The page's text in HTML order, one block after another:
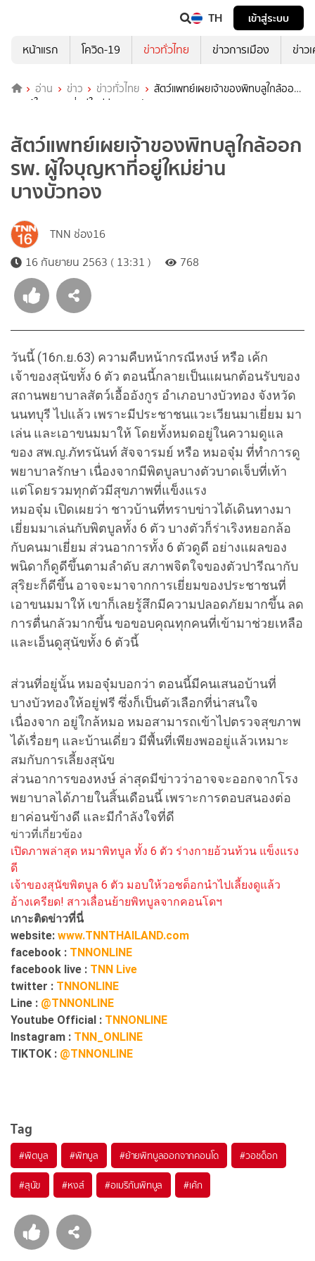
TH
เข้าสู่ระบบ
หน้าแรก
โควิด-19 ข่าวทั่วไทย ข่าวการเมือง ข่าว
อ่าน ข่าว ข่าวทั่วไทย
สัตว์แพทย์เผยเจ้าของพิทบลูใกล้ออก
รพ. ผู้ใจบุญหาที่อยู่ใหม่ย่านบางบัวทอง
สัตว์แพทย์เผยเจ้าของพิทบลูใกล้ออก
รพ. ผู้ใจบุญหาที่อยู่ใหม่ย่าน
บางบัวทอง
TNN ช่อง16
16 กันยายน 2563 ( 13:31 )
768
วันนี้ (16ก.ย.63) ความคืบหน้ากรณีหงษ์ หรือ เค้ก
เจ้าของสุนัขทั้ง 6 ตัว ตอนนี้กลายเป็นแผนกต้อนรับของ
สถานพยาบาลสัตว์เอื้ออังกูร อำเภอบางบัวทอง จังหวัด
นนทบุรี ไปแล้ว เพราะมีประชาชนแวะเวียนมาเยี่ยม มา
เล่น และเอาขนมมาให้ โดยทั้งหมดอยู่ในความดูแล
ของ สพ.ญ.ภัทรนันท์ สัจจารมย์ หรือ หมอจุ๋ม ที่ทำการดู
พยาบาลรักษา เนื่องจากมีพิตบูลบางตัวบาดเจ็บที่เท้า
แต่โดยรวมทุกตัวมีสุขภาพที่แข็งแรง
หมอจุ๋ม เปิดเผยว่า ชาวบ้านที่ทราบข่าวได้เดินทางมา
เยี่ยมมาเล่นกับพิตบูลทั้ง 6 ตัว บางตัวก็ร่าเริงหยอกล้อ
กับคนมาเยี่ยม ส่วนอาการทั้ง 6 ตัวดูดี อย่างแผลของ
พนิดาก็ดูดีขึ้นตามลำดับ สภาพจิตใจของตัวปารีณากับ
สุริยะก็ดีขึ้น อาจจะมาจากการเยี่ยมของประชาชนที่
เอาขนมมาให้ เขาก็เลยรู้สึกมีความปลอดภัยมากขึ้น ลด
การตื่นกลัวมากขึ้น ขอขอบคุณทุกคนที่เข้ามาช่วยเหลือ
และเอ็นดูสุนัขทั้ง 6 ตัวนี้
ส่วนที่อยู่นั้น หมอจุ๋มบอกว่า ตอนนี้มีคนเสนอบ้านที่
บางบัวทองให้อยู่ฟรี ซึ่งก็เป็นตัวเลือกที่น่าสนใจ
เนื่องจาก อยู่ใกล้หมอ หมอสามารถเข้าไปตรวจสุขภาพ
ได้เรื่อยๆ และบ้านเดี่ยว มีพื้นที่เพียงพออยู่แล้วเหมาะ
สมกับการเลี้ยงสุนัข
ส่วนอาการของหงษ์ ล่าสุดมีข่าวว่าอาจจะออกจากโรง
พยาบาลได้ภายในสิ้นเดือนนี้ เพราะการตอบสนองต่อ
ยาค่อนข้างดี และมีกำลังใจที่ดี
ข่าวที่เกี่ยวข้อง
เปิดภาพล่าสุด หมาพิทบูล ทั้ง 6 ตัว ร่างกายอ้วนท้วน แข็งแรง
ดี
เจ้าของสุนัขพิตบูล 6 ตัว มอบให้วอชด็อกนำไปเลี้ยงดูแล้ว
อ้างเครียด! สาวเลื่อนย้ายพิทบูลจากคอนโดฯ
เกาะติดข่าวที่นี่
website: www.TNNTHAILAND.com
facebook : TNNONLINE
facebook live : TNN Live
twitter : TNNONLINE
Line : @TNNONLINE
Youtube Official : TNNONLINE
Instagram : TNN_ONLINE
TIKTOK : @TNNONLINE
Tag
#พิตบูล #พิทบูล #ย้ายพิทบูลออกจากคอนโด #วอชด็อก
#สุนัข #หงส์ #อเมริกันพิทบูล #เค้ก